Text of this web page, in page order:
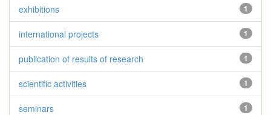
1
exhibitions
1
international projects
1
publication of results of research
1
scientific activities
1
seminars